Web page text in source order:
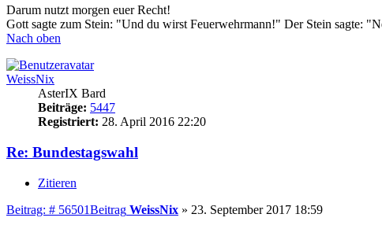
Darum nutzt morgen euer Recht!
Gott sagte zum Stein: "Und du wirst Feuerwehrmann!" Der Stein sagte:
Nach oben
WeissNix
AsterIX Bard
Beiträge: 5447
Registriert: 28. April 2016 22:20
Re: Bundestagswahl
Zitieren
Beitrag: # 56501Beitrag WeissNix » 23. September 2017 18:59